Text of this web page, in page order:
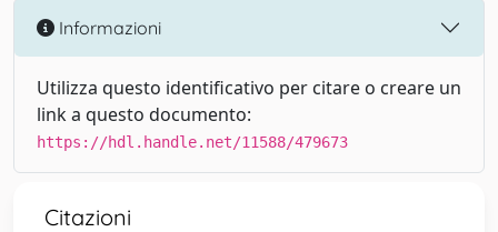
Informazioni
Utilizza questo identificativo per citare o creare un
link a questo documento:
https://hdl.handle.net/11588/479673
Citazioni